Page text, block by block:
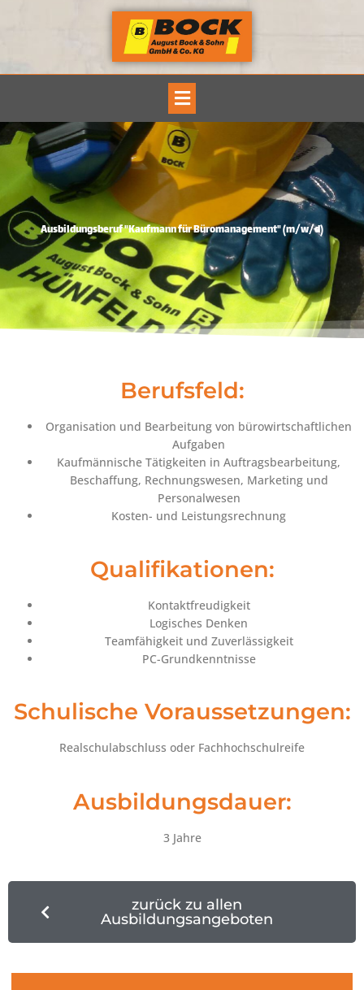
Main
Menu
Ausbildungsberuf "Kaufmann für Büromanagement" (m/w/d)
Berufsfeld:
Organisation und Bearbeitung von bürowirtschaftlichen
Aufgaben
Kaufmännische Tätigkeiten in Auftragsbearbeitung,
Beschaffung, Rechnungswesen, Marketing und
Personalwesen
Kosten- und Leistungsrechnung
Qualifikationen:
Kontaktfreudigkeit
Logisches Denken
Teamfähigkeit und Zuverlässigkeit
PC-Grundkenntnisse
Schulische Voraussetzungen:
Realschulabschluss oder Fachhochschulreife
Ausbildungsdauer:
3 Jahre
zurück zu allen
Ausbildungsangeboten